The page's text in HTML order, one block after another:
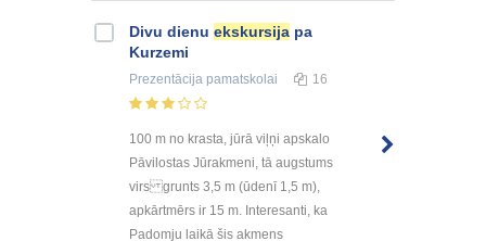
Divu dienu ekskursija pa
Kurzemi
Prezentācija pamatskolai 16
100 m no krasta, jūrā viļņi apskalo
Pāvilostas Jūrakmeni, tā augstums
virs grunts 3,5 m (ūdenī 1,5 m),
apkārtmērs ir 15 m. Interesanti, ka
Padomju laikā šis akmens